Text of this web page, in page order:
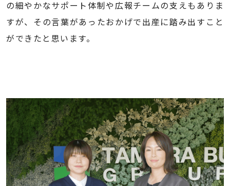
の細やかなサポート体制や広報チームの支えもありま
すが、その言葉があったおかげで出産に踏み出すこと
ができたと思います。